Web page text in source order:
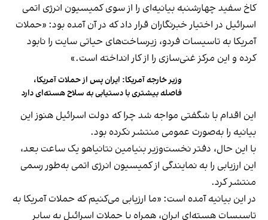
کاخ سفید چهارشنبه بیانیه‌ای را از سوی کمیسیون انرژی اتمی
اسرائیل در اختیار خبرنگاران قرار داد که در آن آمده بود: «حملات
آمریکا به تاسیسات فردو، زیرساخت‌های حیاتی سایت را نابود
کرده و این مرکز غنی‌سازی را از کار انداخته است.»
وزیر خارجه آمریکا: ایران پس از حملات آمریکا،
فاصله بیشتری با دستیابی به سلاح هسته‌ای دارد
این اقدام با شگفتی مواجه شد چرا که دولت اسرائیل هنوز این
بیانیه را به‌صورت عمومی منتشر نکرده بود.
با این حال، دفتر نخست‌وزیر بنیامین نتانیاهو یک ساعت بعد،
این ارزیابی را به نمایندگی از کمیسیون انرژی اتمی به‌طور رسمی
منتشر کرد.
در این بیانیه آمده است: «ما ارزیابی می‌کنیم که حملات آمریکا به
تاسیسات هسته‌ای ایران، همراه با حملات اسرائیل به سایر